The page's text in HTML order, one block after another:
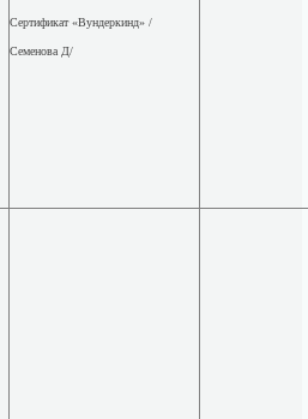
Сертификат «Вундеркинд» /
Семенова Д/